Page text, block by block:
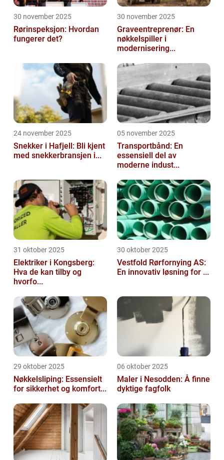
30 november 2025
Rørinspeksjon: Hvordan
fungerer det?
30 november 2025
Graveentreprenør: En
nøkkelspiller i
modernisering...
24 november 2025
Snekker i Hafjell: Bli kjent
med snekkerbransjen i...
05 november 2025
Transportbånd: En
essensiell del av
moderne indust...
31 oktober 2025
Elektriker i Kongsberg:
Hva de kan tilby og
hvorfo...
30 oktober 2025
Vestfold Rørfornying AS:
En innovativ løsning for ...
29 oktober 2025
Nøkkelsliping: Essensielt
for sikkerhet og komfort...
06 oktober 2025
Maler i Nesodden: Å finne
dyktige fagfolk